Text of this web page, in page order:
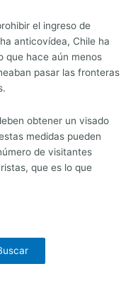
el ingreso de
anticovídea, Chile ha
que hace aún menos
pasar las fronteras
obtener un visado
medidas pueden
de visitantes
que es lo que